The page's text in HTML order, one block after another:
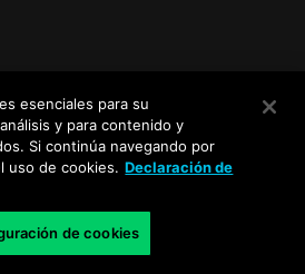
innovaciones en el
sector
nos centramos en crear firewalls
las necesidades de los usuarios y
esenciales para su
y para contenido y
Si continúa navegando por
uso de cookies. Declaración de
de cookies